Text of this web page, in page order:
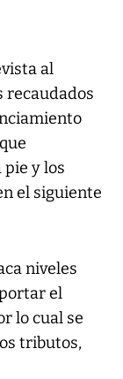
al
recaudados
y los
el siguiente
niveles
el
lo cual se
tributos,